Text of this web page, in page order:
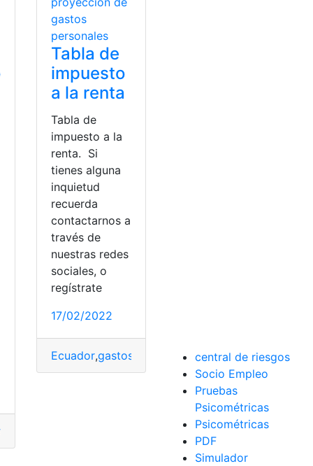
Personales Proyección de Gastos
Tabla de
impuesto
a la renta
Tabla de
impuesto a la
renta. Si
tienes alguna
inquietud
recuerda
contactarnos a
través de
nuestras redes
sociales, o
regístrate
17/02/2022
Ecuador,gastos Gastos Personales ,impuesto,
central de riesgos
Socio Empleo
Pruebas
Psicométricas
Psicométricas
PDF
Simulador